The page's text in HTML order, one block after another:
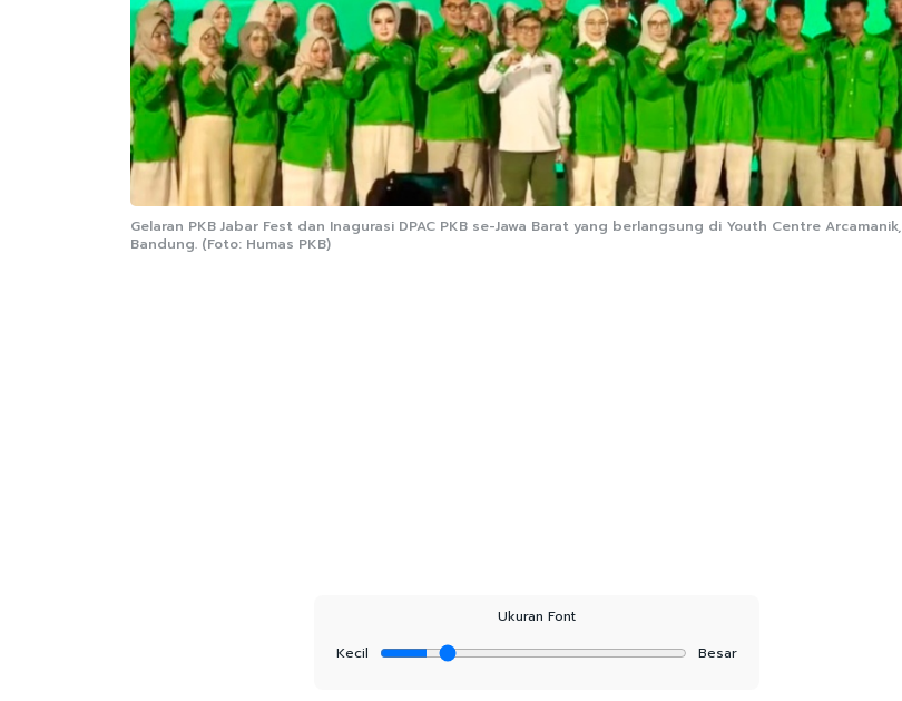
Gelaran PKB Jabar Fest dan Inagurasi DPAC PKB se-Jawa Barat yang berlangsung di Youth Centre Arcamanik,
Bandung. (Foto: Humas PKB)
Ukuran Font
Kecil
Besar